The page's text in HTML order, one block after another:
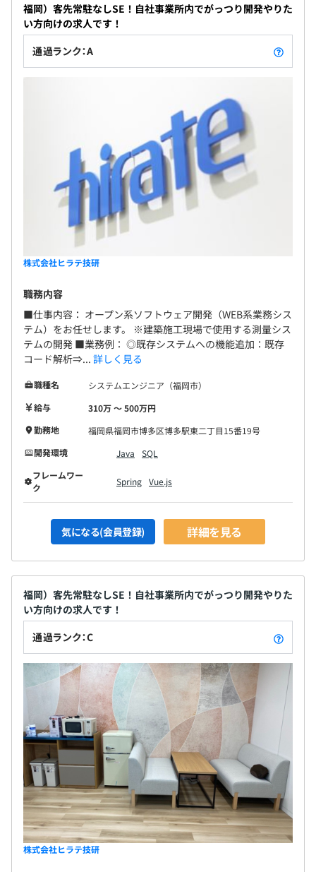
社会保険完備（健康保険・厚生年金保険、雇用保険・労災
保険）
厚生年金基金（日本機械設計業厚生年金基金）
6カ月（期間中、条件の変更はありません）
福岡）客先常駐なしSE！自社事業所内でがっつり開発やりた
い方向けの求人です！
通過ランク：A
株式会社ヒラテ技研
職務内容
■仕事内容： オープン系ソフトウェア開発（WEB系業務シス
テム）をお任せします。 ※建築施工現場で使用する測量シス
テムの開発 ■業務例： ◎既存システムへの機能追加：既存
コード解析⇒... 詳しく見る
職種名
システムエンジニア（福岡市）
給与
310万 〜 500万円
勤務地
福岡県福岡市博多区博多駅東二丁目15番19号
開発環境
Java
SQL
フレームワー
ク
Spring Vue.js
気になる(会員登録) 詳細を見る
福岡）客先常駐なしSE！自社事業所内でがっつり開発やりた
い方向けの求人です！
通過ランク：C
株式会社ヒラテ技研